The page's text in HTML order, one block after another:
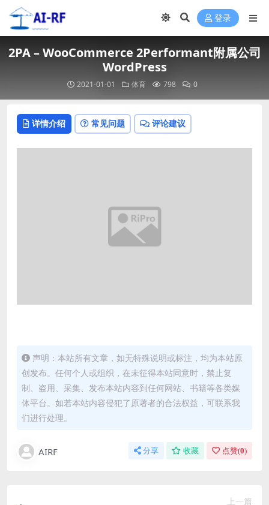
登录
2PA – WooCommerce 2Performant附属公司
WordPress
2021-01-01 体育 798 0
详情介绍 常见问题 评论建议
声明：本站所有文章，如无特殊说明或标注，均为本站原
创发布。任何个人或组织，在未征得本站同意时，禁止复
制、盗用、采集、发布本站内容到任何网站、书籍等各类媒
体平台。如若本站内容侵犯了原著者的合法权益，可联系我
们进行处理。
AIRF 分享 收藏 点赞(0)
上一篇